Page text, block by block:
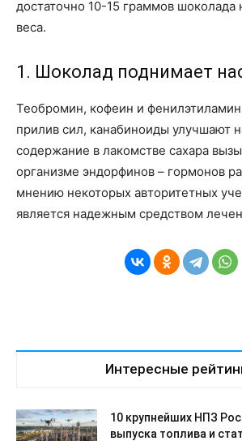
достаточно 10-15 граммов шоколада
веса.
1. Шоколад поднимает
Теобромин, кофеин и
прилив сил, канабиноиды улучшают
содержание в лакомстве сахара
организме эндорфинов – гормонов
мнению некоторых авторитетных
является надежным средством
Интересные
10 крупнейших НПЗ
выпуска топлива и